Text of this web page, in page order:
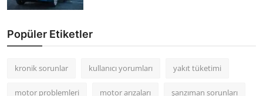
Popüler Etiketler
kronik sorunlar kullanıcı yorumları yakıt tüketimi
motor problemleri motor arızaları şanzıman sorunları